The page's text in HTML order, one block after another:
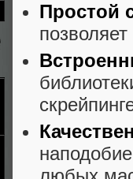
Простой